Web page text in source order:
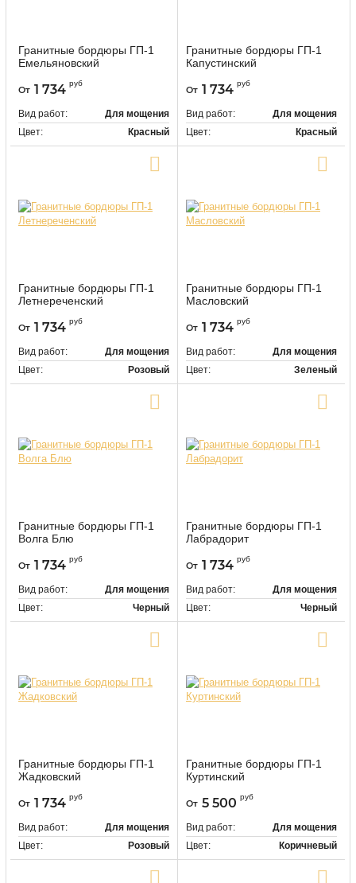
Гранитные бордюры ГП-1
Емельяновский
9472
От 1 734 руб
Вид работ:
Для мощения
Цвет:
Красный
Гранитные бордюры ГП-1
Капустинский
9473
От 1 734 руб
Вид работ:
Для мощения
Цвет:
Красный
Гранитные бордюры ГП-1
Летнереченский
9474
От 1 734 руб
Вид работ:
Для мощения
Цвет:
Розовый
Гранитные бордюры ГП-1
Масловский
9475
От 1 734 руб
Вид работ:
Для мощения
Цвет:
Зеленый
Гранитные бордюры ГП-1
Волга Блю
9476
От 1 734 руб
Вид работ:
Для мощения
Цвет:
Черный
Гранитные бордюры ГП-1
Лабрадорит
9477
От 1 734 руб
Вид работ:
Для мощения
Цвет:
Черный
Гранитные бордюры ГП-1
Жадковский
9478
От 1 734 руб
Вид работ:
Для мощения
Цвет:
Розовый
Гранитные бордюры ГП-1
Куртинский
От 5 500 руб
Вид работ:
Для мощения
Цвет:
Коричневый